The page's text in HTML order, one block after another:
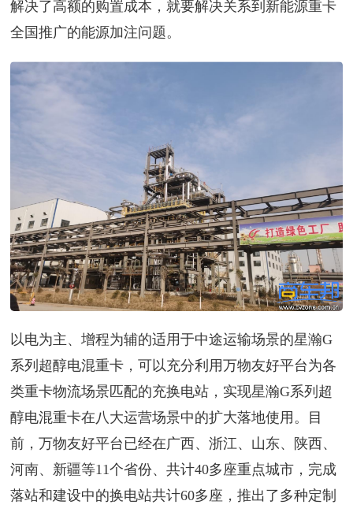
解决了高额的购置成本，就要解决关系到新能源重卡
全国推广的能源加注问题。
以电为主、增程为辅的适用于中途运输场景的星瀚G
系列超醇电混重卡，可以充分利用万物友好平台为各
类重卡物流场景匹配的充换电站，实现星瀚G系列超
醇电混重卡在八大运营场景中的扩大落地使用。目
前，万物友好平台已经在广西、浙江、山东、陕西、
河南、新疆等11个省份、共计40多座重点城市，完成
落站和建设中的换电站共计60多座，推出了多种定制